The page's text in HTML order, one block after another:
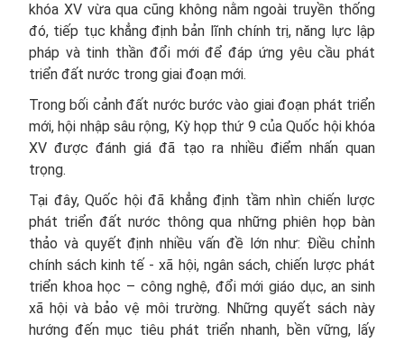
khóa XV vừa qua cũng không nằm ngoài truyền thống
đó, tiếp tục khẳng định bản lĩnh chính trị, năng lực lập
pháp và tinh thần đổi mới để đáp ứng yêu cầu phát
triển đất nước trong giai đoạn mới.
Trong bối cảnh đất nước bước vào giai đoạn phát triển
mới, hội nhập sâu rộng, Kỳ họp thứ 9 của Quốc hội khóa
XV được đánh giá đã tạo ra nhiều điểm nhấn quan
trọng.
Tại đây, Quốc hội đã khẳng định tầm nhìn chiến lược
phát triển đất nước thông qua những phiên họp bàn
thảo và quyết định nhiều vấn đề lớn như: Điều chỉnh
chính sách kinh tế - xã hội, ngân sách, chiến lược phát
triển khoa học – công nghệ, đổi mới giáo dục, an sinh
xã hội và bảo vệ môi trường. Những quyết sách này
hướng đến mục tiêu phát triển nhanh, bền vững, lấy